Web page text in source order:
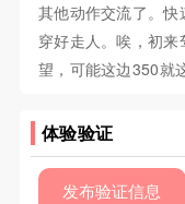
其他动作交流了。
穿好走人。唉，初
望，可能这边350就
体验验证
发布验证信息